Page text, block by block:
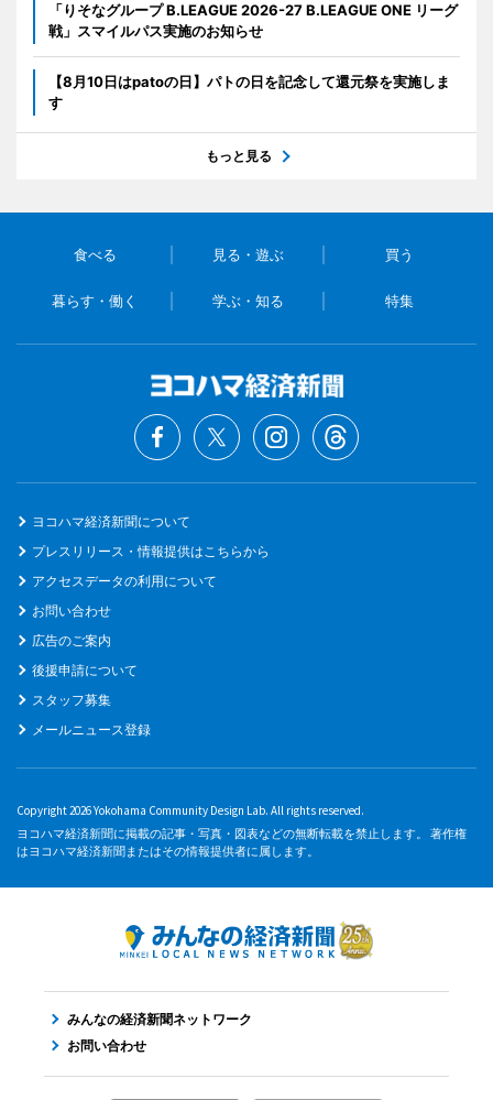
「りそなグループ B.LEAGUE 2026-27 B.LEAGUE ONE リーグ
戦」スマイルパス実施のお知らせ
【8月10日はpatoの日】パトの日を記念して還元祭を実施しま
す
もっと見る
食べる 見る・遊ぶ 買う
暮らす・働く 学ぶ・知る 特集
ヨコハマ経済新聞について
プレスリリース・情報提供はこちらから
アクセスデータの利用について
お問い合わせ
広告のご案内
後援申請について
スタッフ募集
メールニュース登録
Copyright 2026 Yokohama Community Design Lab. All rights reserved.
ヨコハマ経済新聞に掲載の記事・写真・図表などの無断転載を禁止します。 著作権
はヨコハマ経済新聞またはその情報提供者に属します。
みんなの経済新聞ネットワーク
お問い合わせ